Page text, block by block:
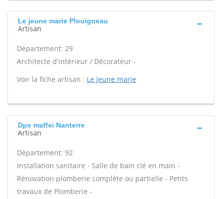
Le jeune marie Plouigneau
Artisan
Département: 29
Architecte d'intérieur / Décorateur -
Voir la fiche artisan : Le jeune marie
Dps maffei Nanterre
Artisan
Département: 92
Installation sanitaire - Salle de bain clé en main -
Rénovation plomberie complète ou partielle - Petits
travaux de Plomberie -